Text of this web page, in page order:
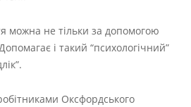
можна не тільки за допомогою
і такий “психологічний”
Оксфордського